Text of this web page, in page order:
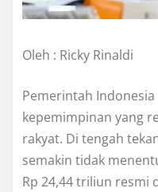
Oleh : Ricky Rinaldi
Pemerintah
kepemimpinan yang
rakyat. Di tengah
semakin tidak
Rp 24,44 triliun resmi